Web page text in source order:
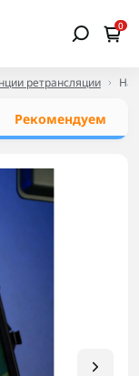
0
ретрансляции
Рекомендуем